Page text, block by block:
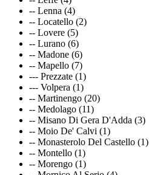
-- Lenna (4)
-- Locatello (2)
-- Lovere (5)
-- Lurano (6)
-- Madone (6)
-- Mapello (7)
--- Prezzate (1)
--- Volpera (1)
-- Martinengo (20)
-- Medolago (11)
-- Misano Di Gera D'Adda (3)
-- Moio De' Calvi (1)
-- Monasterolo Del Castello (1)
-- Montello (1)
-- Morengo (1)